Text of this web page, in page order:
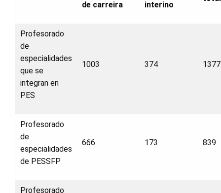
de carreira
interino
Profesorado
de
especialidades
que se
integran en
PES
1003 374 1377
Profesorado
de
especialidades
de PESSFP
666 173 839
Profesorado